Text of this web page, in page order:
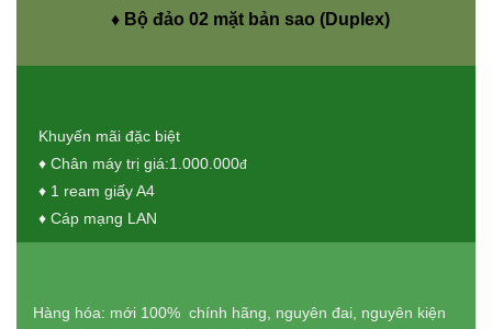
♦ Bộ đảo 02 mặt bản sao (Duplex)
Khuyến mãi đặc biệt
♦ Chân máy trị giá:1.000.000đ
♦ 1 ream giấy A4
♦ Cáp mạng LAN
Hàng hóa: mới 100% chính hãng, nguyên đai, nguyên kiện